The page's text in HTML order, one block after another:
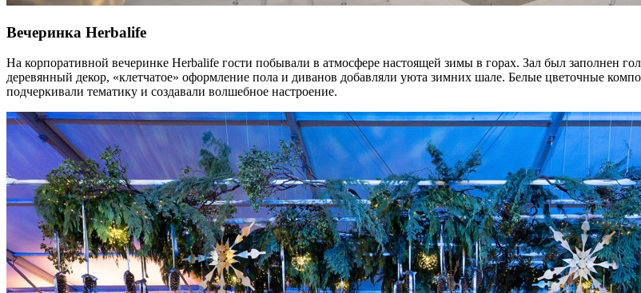
Вечеринка Herbalife
На корпоративной вечеринке Herbalife гости побывали в атмосфере настоящей зимы в горах. Зал был заполнен
деревянный декор, «клетчатое» оформление пола и диванов добавляли уюта зимних шале. Белые цветочные
подчеркивали тематику и создавали волшебное настроение.